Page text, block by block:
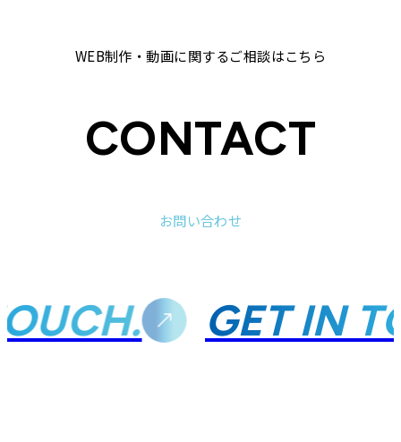
WEB制作・動画に関するご相談はこちら
CONTACT
お問い合わせ
GET IN